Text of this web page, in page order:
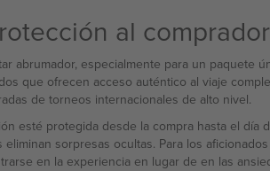
al comprador
abrumador, especialmente para un paquete
que ofrecen acceso auténtico al viaje
de torneos internacionales de alto nivel.
esté protegida desde la compra hasta el
sorpresas ocultas. Para los
en la experiencia en lugar de en las